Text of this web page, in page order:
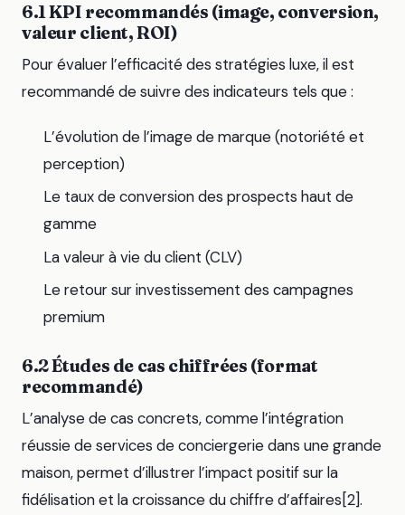
6.1 KPI recommandés (image, conversion,
valeur client, ROI)
Pour évaluer l’efficacité des stratégies luxe, il est
recommandé de suivre des indicateurs tels que :
L’évolution de l’image de marque (notoriété et
perception)
Le taux de conversion des prospects haut de
gamme
La valeur à vie du client (CLV)
Le retour sur investissement des campagnes
premium
6.2 Études de cas chiffrées (format
recommandé)
L’analyse de cas concrets, comme l’intégration
réussie de services de conciergerie dans une grande
maison, permet d’illustrer l’impact positif sur la
fidélisation et la croissance du chiffre d’affaires[2].